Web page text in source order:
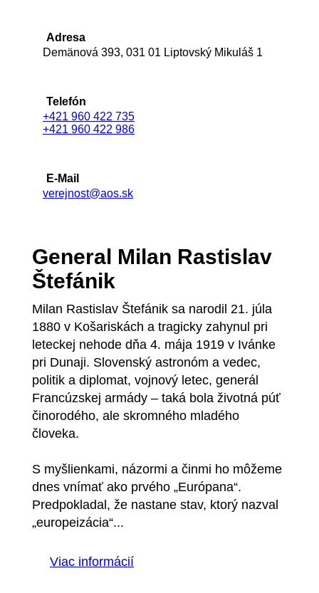
Adresa
Demänová 393, 031 01 Liptovský Mikuláš 1
Telefón
+421 960 422 735
+421 960 422 986
E-Mail
verejnost@aos.sk
General Milan Rastislav
Štefánik
Milan Rastislav Štefánik sa narodil 21. júla
1880 v Košariskách a tragicky zahynul pri
leteckej nehode dňa 4. mája 1919 v Ivánke
pri Dunaji. Slovenský astronóm a vedec,
politik a diplomat, vojnový letec, generál
Francúzskej armády – taká bola životná púť
činorodého, ale skromného mladého
človeka.
S myšlienkami, názormi a činmi ho môžeme
dnes vnímať ako prvého „Európana“.
Predpokladal, že nastane stav, ktorý nazval
„europeizácia“...
Viac informácií